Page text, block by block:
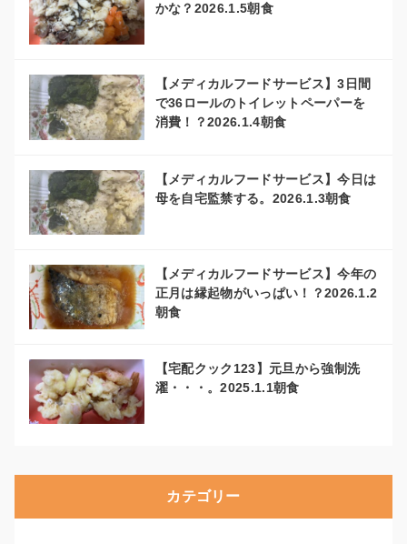
かな？2026.1.5朝食
【メディカルフードサービス】3日間
で36ロールのトイレットペーパーを
消費！？2026.1.4朝食
【メディカルフードサービス】今日は
母を自宅監禁する。2026.1.3朝食
【メディカルフードサービス】今年の
正月は縁起物がいっぱい！？2026.1.2
朝食
【宅配クック123】元旦から強制洗
濯・・・。2025.1.1朝食
カテゴリー